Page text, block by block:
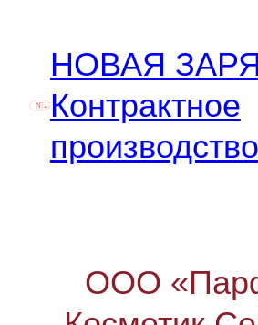
содержимому
НОВАЯ
Контрактное
производство
ООО